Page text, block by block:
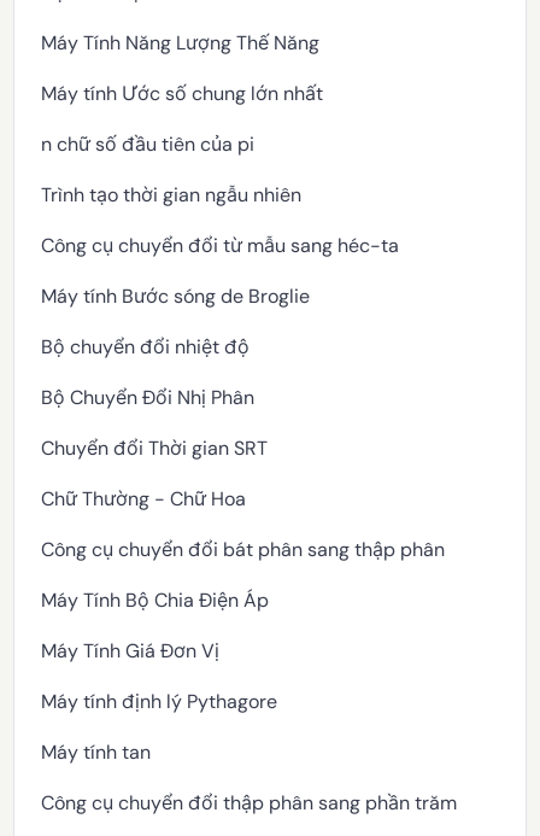
Máy Tính Năng Lượng Thế Năng
Máy tính Ước số chung lớn nhất
n chữ số đầu tiên của pi
Trình tạo thời gian ngẫu nhiên
Công cụ chuyển đổi từ mẫu sang héc-ta
Máy tính Bước sóng de Broglie
Bộ chuyển đổi nhiệt độ
Bộ Chuyển Đổi Nhị Phân
Chuyển đổi Thời gian SRT
Chữ Thường - Chữ Hoa
Công cụ chuyển đổi bát phân sang thập phân
Máy Tính Bộ Chia Điện Áp
Máy Tính Giá Đơn Vị
Máy tính định lý Pythagore
Máy tính tan
Công cụ chuyển đổi thập phân sang phần trăm